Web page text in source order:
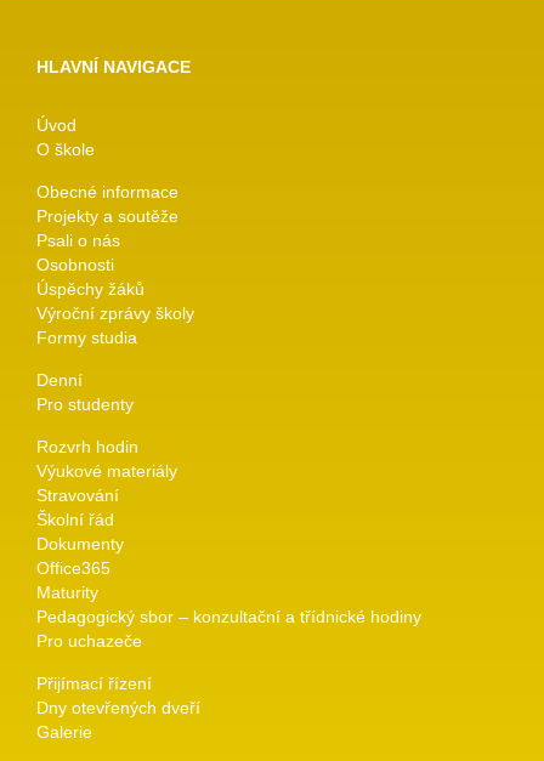
HLAVNÍ NAVIGACE
Úvod
O škole
Obecné informace
Projekty a soutěže
Psali o nás
Osobnosti
Úspěchy žáků
Výroční zprávy školy
Formy studia
Denní
Pro studenty
Rozvrh hodin
Výukové materiály
Stravování
Školní řád
Dokumenty
Office365
Maturity
Pedagogický sbor – konzultační a třídnické hodiny
Pro uchazeče
Přijímací řízení
Dny otevřených dveří
Galerie